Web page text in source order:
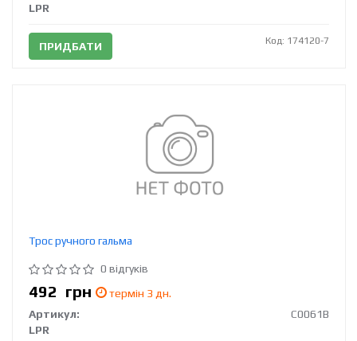
LPR
ПРИДБАТИ Код: 174120-7
Трос ручного гальма
0 відгуків
492 грн
термін 3 дн.
Артикул:
C0061B
LPR